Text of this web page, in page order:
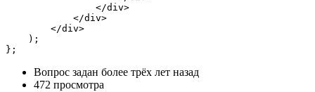
                </div>
            </div>
        </div>
    );
};
Вопрос задан более трёх лет назад
472 просмотра